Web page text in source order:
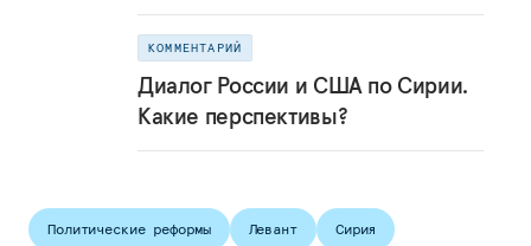
КОММЕНТАРИЙ
Диалог России и США по Сирии.
Какие перспективы?
Политические реформы Левант Сирия